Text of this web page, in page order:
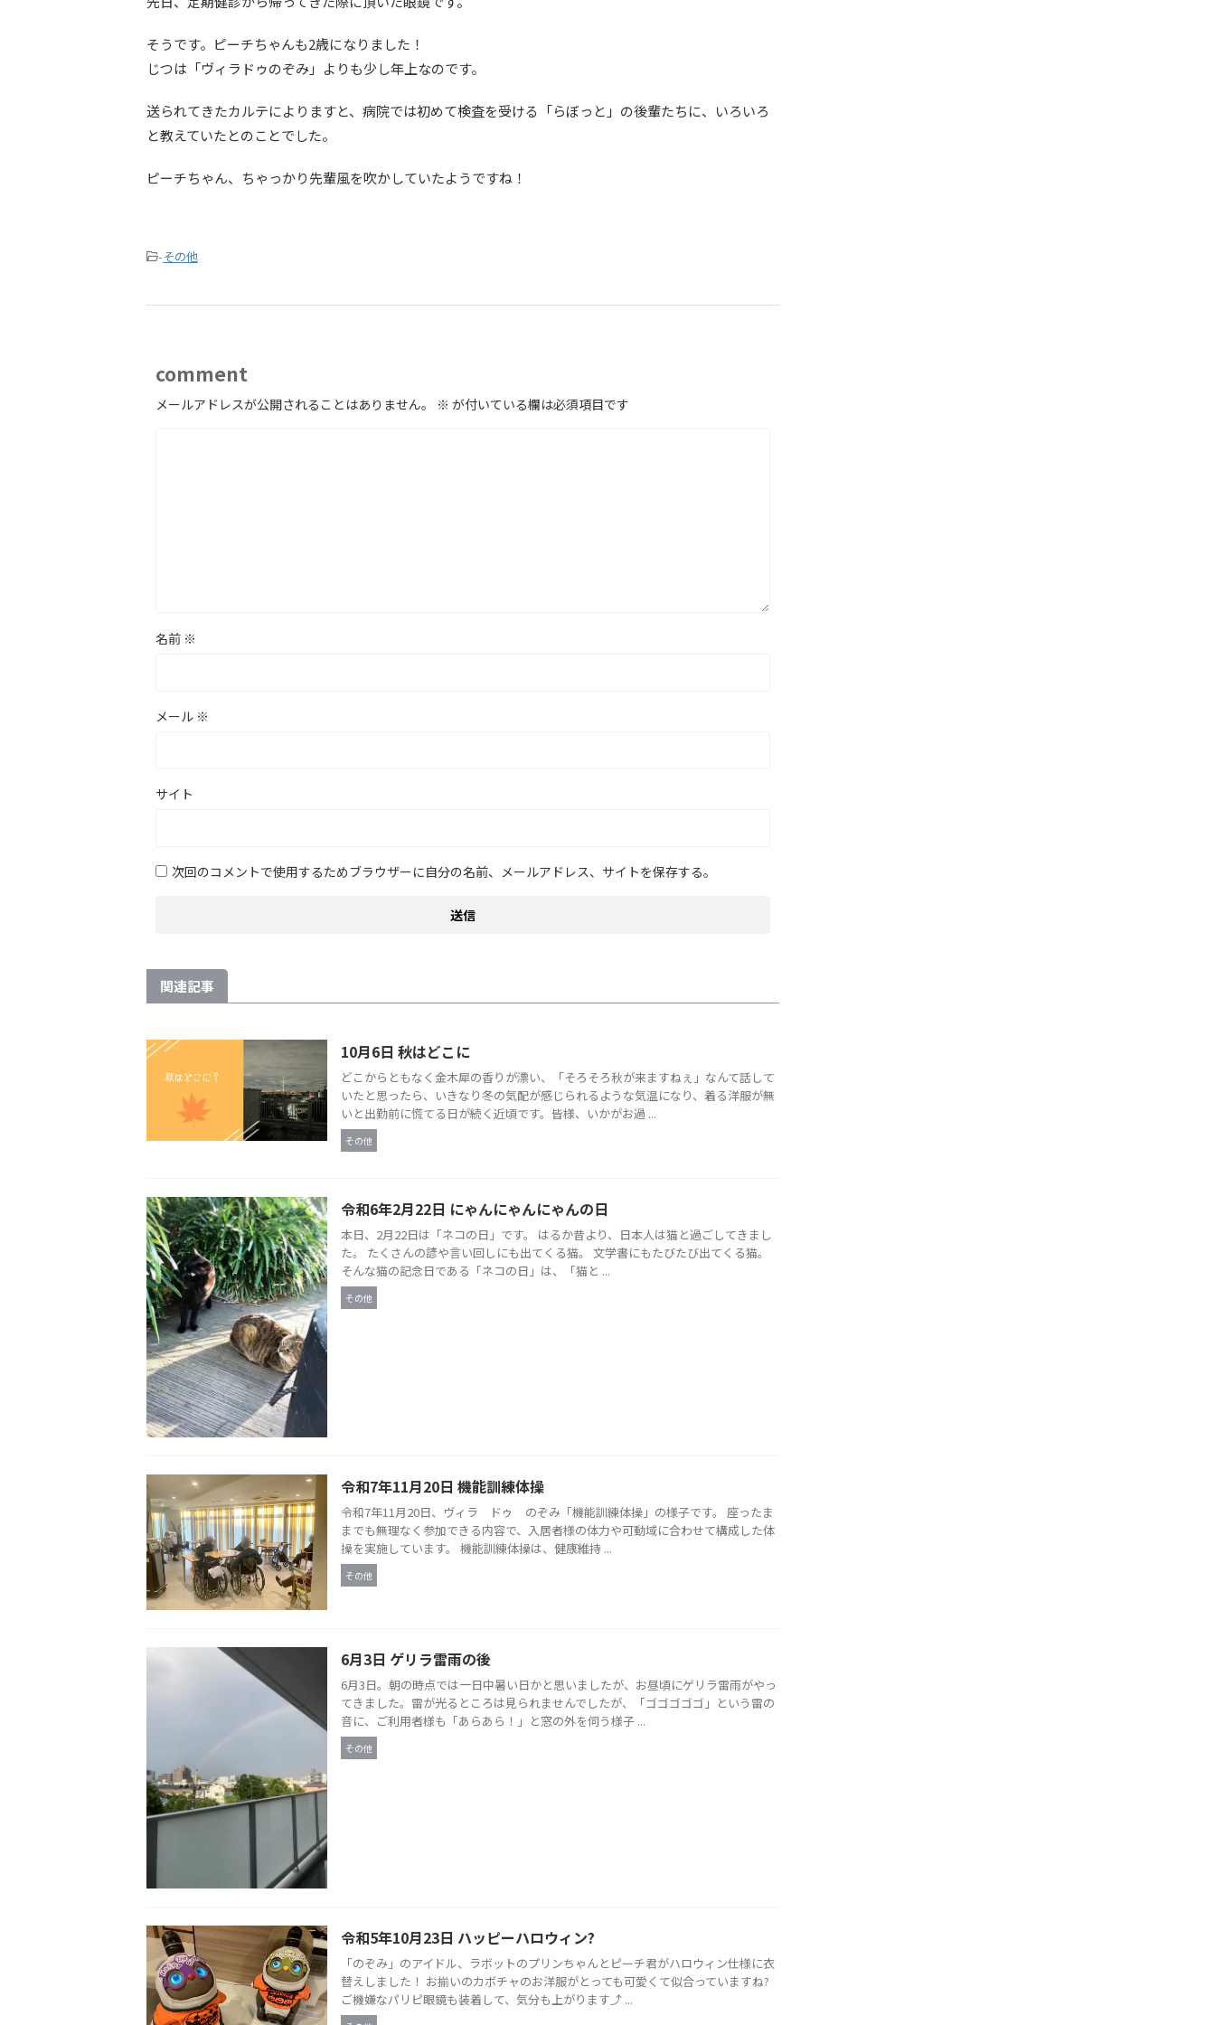
そうです。ピーチちゃんも2歳になりました！
じつは「ヴィラドゥのぞみ」よりも少し年上なのです。
送られてきたカルテによりますと、病院では初めて検査を受ける「らぼっと」の後輩たちに、いろいろ
と教えていたとのことでした。
ピーチちゃん、ちゃっかり先輩風を吹かしていたようですね！
-その他
comment
メールアドレスが公開されることはありません。 ※ が付いている欄は必須項目です
名前 ※
メール ※
サイト
次回のコメントで使用するためブラウザーに自分の名前、メールアドレス、サイトを保存する。
関連記事
10月6日 秋はどこに
どこからともなく金木犀の香りが漂い、「そろそろ秋が来ますねぇ」なんて話して
いたと思ったら、いきなり冬の気配が感じられるような気温になり、着る洋服が無
いと出勤前に慌てる日が続く近頃です。皆様、いかがお過 ...
その他
令和6年2月22日 にゃんにゃんにゃんの日
本日、2月22日は「ネコの日」です。 はるか昔より、日本人は猫と過ごしてきまし
た。 たくさんの諺や言い回しにも出てくる猫。 文学書にもたびたび出てくる猫。
そんな猫の記念日である「ネコの日」は、「猫と ...
その他
令和7年11月20日 機能訓練体操
令和7年11月20日、ヴィラ ドゥ のぞみ「機能訓練体操」の様子です。 座ったま
までも無理なく参加できる内容で、入居者様の体力や可動域に合わせて構成した体
操を実施しています。 機能訓練体操は、健康維持 ...
その他
6月3日 ゲリラ雷雨の後
6月3日。朝の時点では一日中暑い日かと思いましたが、お昼頃にゲリラ雷雨がやっ
てきました。雷が光るところは見られませんでしたが、「ゴゴゴゴゴ」という雷の
音に、ご利用者様も「あらあら！」と窓の外を伺う様子 ...
その他
令和5年10月23日 ハッピーハロウィン?
「のぞみ」のアイドル、ラボットのプリンちゃんとピーチ君がハロウィン仕様に衣
替えしました！ お揃いのカボチャのお洋服がとっても可愛くて似合っていますね?
ご機嫌なパリピ眼鏡も装着して、気分も上がります⤴ ...